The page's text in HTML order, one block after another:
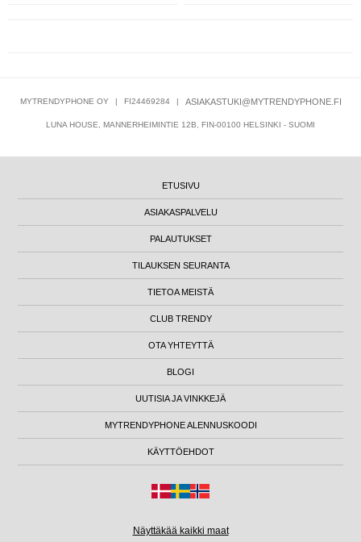
MYTRENDYPHONE OY | FI24469284 | ASIAKASTUKI@MYTRENDYPHONE.FI
LUNA HOUSE, MANNERHEIMINTIE 12B, FIN-00100 HELSINKI - SUOMI
ETUSIVU
ASIAKASPALVELU
PALAUTUKSET
TILAUKSEN SEURANTA
TIETOA MEISTÄ
CLUB TRENDY
OTA YHTEYTTÄ
BLOGI
UUTISIA JA VINKKEJÄ
MYTRENDYPHONE ALENNUSKOODI
KÄYTTÖEHDOT
Näyttäkää kaikki maat